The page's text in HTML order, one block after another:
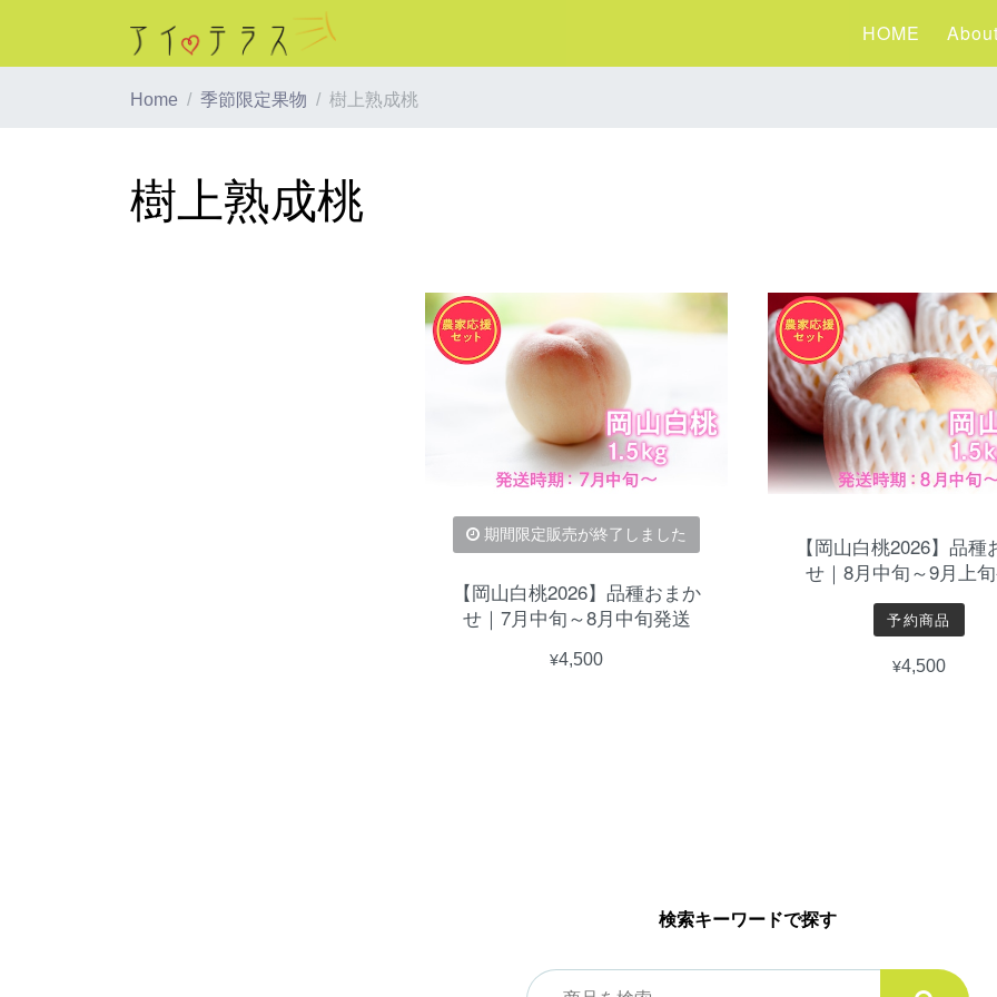
HOME About
Home 季節限定果物 樹上熟成桃
樹上熟成桃
期間限定販売が終了しました
【岡山白桃2026】品種おまか
せ｜7月中旬～8月中旬発送
¥4,500
【岡山白桃2026】品種
せ｜8月中旬～9月上
予約商品
¥4,500
検索キーワードで探す